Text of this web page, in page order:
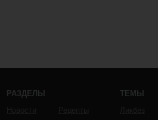
РАЗДЕЛЫ ТЕМЫ